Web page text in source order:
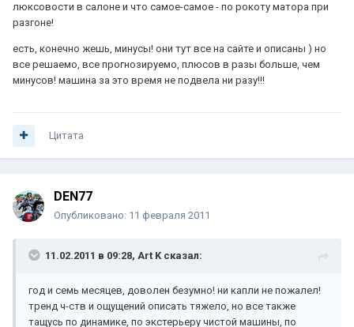
люксовости в салоне и что самое-самое - по рокоту матора при
разгоне!
есть, конечно жешь, минусы! они тут все на сайте и описаны ) но
все решаемо, все прогнозируемо, плюсов в разы больше, чем
минусов! машина за это время не подвела ни разу!!!
Цитата
DEN77
Опубликовано: 11 февраля 2011
11.02.2011 в 09:28, Art K сказал:
год и семь месяцев, доволен безумно! ни капли не пожалел!
тренд ч-ств и ощущений описать тяжело, но все также
тащусь по динамике, по экстерьеру чистой машины, по